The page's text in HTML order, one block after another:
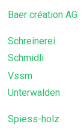
Baer création AG
Schreinerei
Schmidli
Vssm
Unterwalden
Spiess-holz